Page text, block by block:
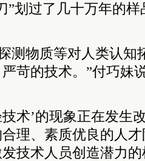
”划过了几十万年的
测物质等对人类认知
苛的技术。”付巧妹
技术’的现象正在发生
理、素质优良的人
技术人员创造潜力